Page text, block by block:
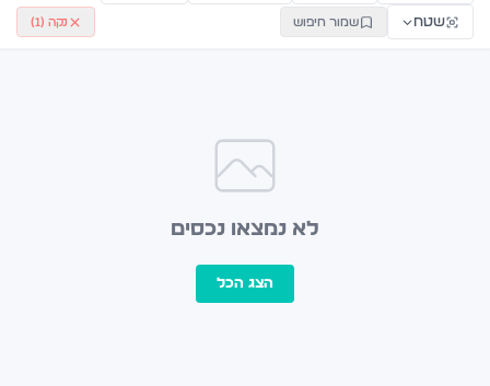
שטח שמור חיפוש נקה ( 1
)
לא נמצאו נכסים
הצג הכל